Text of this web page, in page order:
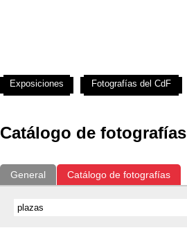
Catálogo de fotografías
General Catálogo de fotografías
Exposiciones Fotografías del CdF